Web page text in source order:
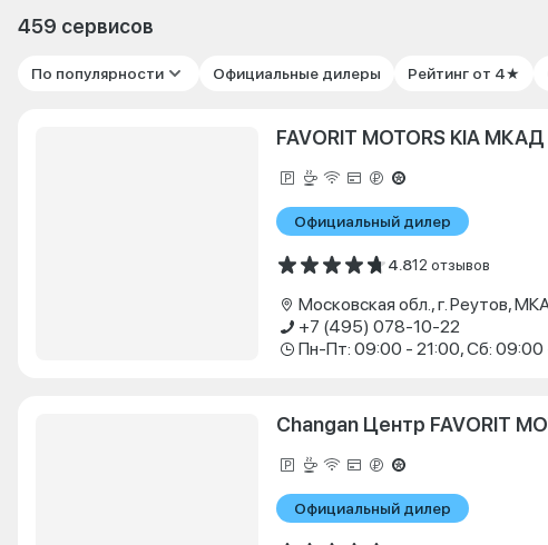
459 сервисов
По популярности Официальные дилеры Рейтинг от 4★
FAVORIT MOTORS KIA
Официальный дилер
4.812 отзывов
+7 (495) 078-10-22
Changan Центр FAVORIT
Официальный дилер